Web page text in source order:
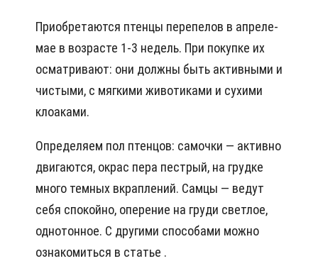
Приобретаются птенцы перепелов в апреле-
мае в возрасте 1-3 недель. При покупке их
осматривают: они должны быть активными и
чистыми, с мягкими животиками и сухими
клоаками.
Определяем пол птенцов: самочки — активно
двигаются, окрас пера пестрый, на грудке
много темных вкраплений. Самцы — ведут
себя спокойно, оперение на груди светлое,
однотонное. С другими способами можно
ознакомиться в статье .